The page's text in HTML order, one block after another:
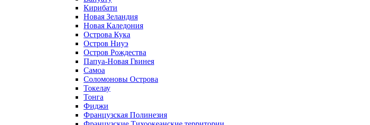
Кирибати
Новая Зеландия
Новая Каледония
Острова Кука
Остров Ниуэ
Остров Рождества
Папуа-Новая Гвинея
Самоа
Соломоновы Острова
Токелау
Тонга
Фиджи
Французская Полинезия